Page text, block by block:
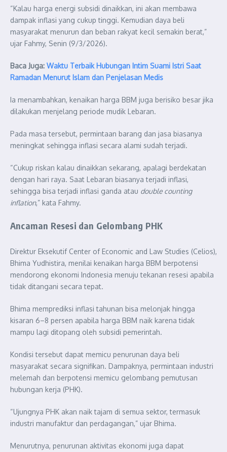
“Kalau harga energi subsidi dinaikkan, ini akan membawa
dampak inflasi yang cukup tinggi. Kemudian daya beli
masyarakat menurun dan beban rakyat kecil semakin berat,”
ujar Fahmy, Senin (9/3/2026).
Baca Juga: Waktu Terbaik Hubungan Intim Suami Istri Saat
Ramadan Menurut Islam dan Penjelasan Medis
Ia menambahkan, kenaikan harga BBM juga berisiko besar jika
dilakukan menjelang periode mudik Lebaran.
Pada masa tersebut, permintaan barang dan jasa biasanya
meningkat sehingga inflasi secara alami sudah terjadi.
“Cukup riskan kalau dinaikkan sekarang, apalagi berdekatan
dengan hari raya. Saat Lebaran biasanya terjadi inflasi,
sehingga bisa terjadi inflasi ganda atau double counting
inflation,” kata Fahmy.
Ancaman Resesi dan Gelombang PHK
Direktur Eksekutif Center of Economic and Law Studies (Celios),
Bhima Yudhistira, menilai kenaikan harga BBM berpotensi
mendorong ekonomi Indonesia menuju tekanan resesi apabila
tidak ditangani secara tepat.
Bhima memprediksi inflasi tahunan bisa melonjak hingga
kisaran 6–8 persen apabila harga BBM naik karena tidak
mampu lagi ditopang oleh subsidi pemerintah.
Kondisi tersebut dapat memicu penurunan daya beli
masyarakat secara signifikan. Dampaknya, permintaan industri
melemah dan berpotensi memicu gelombang pemutusan
hubungan kerja (PHK).
“Ujungnya PHK akan naik tajam di semua sektor, termasuk
industri manufaktur dan perdagangan,” ujar Bhima.
Menurutnya, penurunan aktivitas ekonomi juga dapat